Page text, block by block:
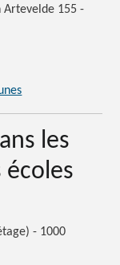
Artevelde 155 -
les
- 1000